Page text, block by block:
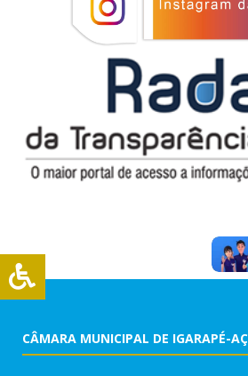
CÂMARA MUNICIPAL DE IGARAPÉ-